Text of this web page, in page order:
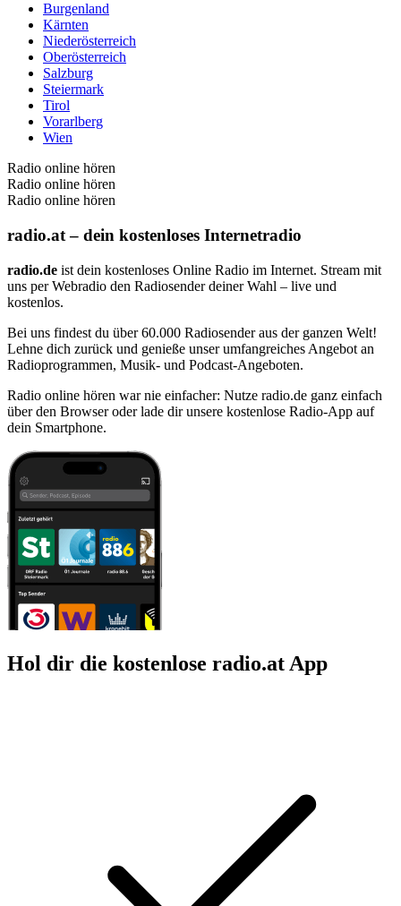
Burgenland
Kärnten
Niederösterreich
Oberösterreich
Salzburg
Steiermark
Tirol
Vorarlberg
Wien
Radio online hören
Radio online hören
Radio online hören
radio.at – dein kostenloses Internetradio
radio.de ist dein kostenloses Online Radio im Internet. Stream mit
uns per Webradio den Radiosender deiner Wahl – live und
kostenlos.
Bei uns findest du über 60.000 Radiosender aus der ganzen Welt!
Lehne dich zurück und genieße unser umfangreiches Angebot an
Radioprogrammen, Musik- und Podcast-Angeboten.
Radio online hören war nie einfacher: Nutze radio.de ganz einfach
über den Browser oder lade dir unsere kostenlose Radio-App auf
dein Smartphone.
Hol dir die kostenlose radio.at App